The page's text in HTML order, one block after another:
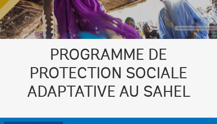
PROGRAMME DE
PROTECTION SOCIALE
ADAPTATIVE AU SAHEL